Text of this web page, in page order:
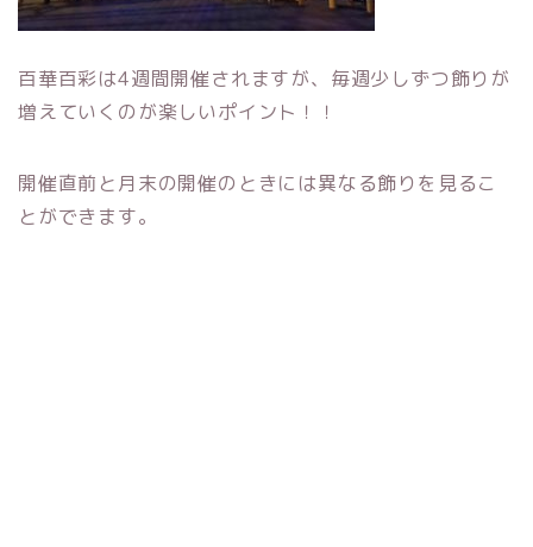
百華百彩は4週間開催されますが、毎週少しずつ飾りが
増えていくのが楽しいポイント！！
開催直前と月末の開催のときには異なる飾りを見るこ
とができます。